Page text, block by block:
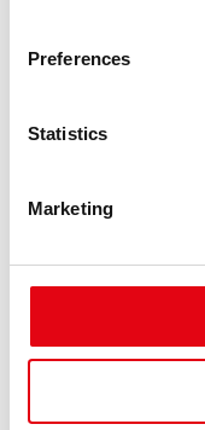
Preferences
Statistics
Marketing